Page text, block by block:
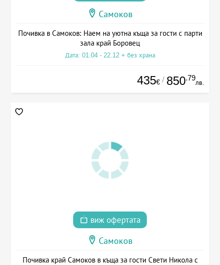
Самоков
Почивка в Самоков: Наем на уютна къща за гости с парти
зала край Боровец
Дата: 01.04 - 22.12 + без храна
435€ / 850.79
лв.
виж офертата
Самоков
Почивка край Самоков в къща за гости Свети Никола с